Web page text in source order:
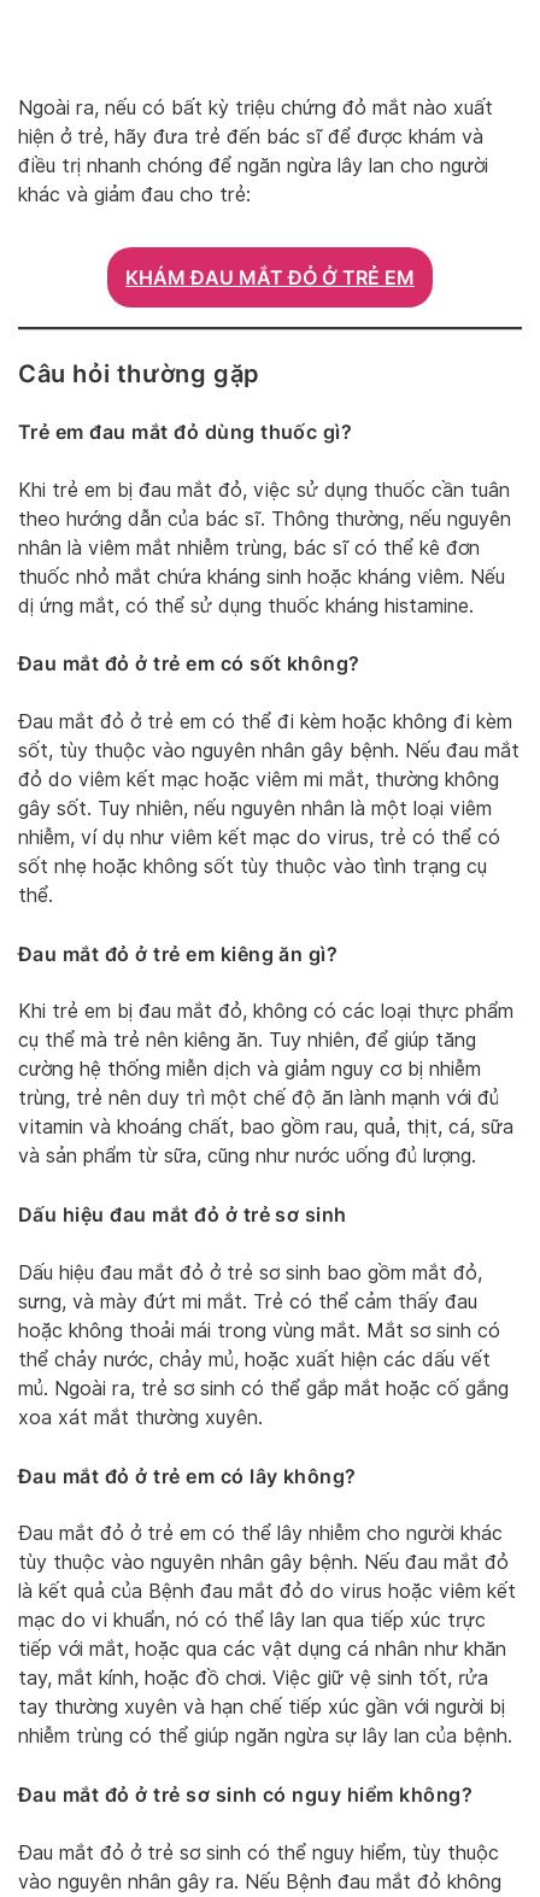
Ngoài ra, nếu có bất kỳ triệu chứng đỏ mắt nào xuất
hiện ở trẻ, hãy đưa trẻ đến bác sĩ để được khám và
điều trị nhanh chóng để ngăn ngừa lây lan cho người
khác và giảm đau cho trẻ:
KHÁM ĐAU MẮT ĐỎ Ở TRẺ EM
Câu hỏi thường gặp
Trẻ em đau mắt đỏ dùng thuốc gì?
Khi trẻ em bị đau mắt đỏ, việc sử dụng thuốc cần tuân
theo hướng dẫn của bác sĩ. Thông thường, nếu nguyên
nhân là viêm mắt nhiễm trùng, bác sĩ có thể kê đơn
thuốc nhỏ mắt chứa kháng sinh hoặc kháng viêm. Nếu
dị ứng mắt, có thể sử dụng thuốc kháng histamine.
Đau mắt đỏ ở trẻ em có sốt không?
Đau mắt đỏ ở trẻ em có thể đi kèm hoặc không đi kèm
sốt, tùy thuộc vào nguyên nhân gây bệnh. Nếu đau mắt
đỏ do viêm kết mạc hoặc viêm mi mắt, thường không
gây sốt. Tuy nhiên, nếu nguyên nhân là một loại viêm
nhiễm, ví dụ như viêm kết mạc do virus, trẻ có thể có
sốt nhẹ hoặc không sốt tùy thuộc vào tình trạng cụ
thể.
Đau mắt đỏ ở trẻ em kiêng ăn gì?
Khi trẻ em bị đau mắt đỏ, không có các loại thực phẩm
cụ thể mà trẻ nên kiêng ăn. Tuy nhiên, để giúp tăng
cường hệ thống miễn dịch và giảm nguy cơ bị nhiễm
trùng, trẻ nên duy trì một chế độ ăn lành mạnh với đủ
vitamin và khoáng chất, bao gồm rau, quả, thịt, cá, sữa
và sản phẩm từ sữa, cũng như nước uống đủ lượng.
Dấu hiệu đau mắt đỏ ở trẻ sơ sinh
Dấu hiệu đau mắt đỏ ở trẻ sơ sinh bao gồm mắt đỏ,
sưng, và mày đứt mi mắt. Trẻ có thể cảm thấy đau
hoặc không thoải mái trong vùng mắt. Mắt sơ sinh có
thể chảy nước, chảy mủ, hoặc xuất hiện các dấu vết
mủ. Ngoài ra, trẻ sơ sinh có thể gắp mắt hoặc cố gắng
xoa xát mắt thường xuyên.
Đau mắt đỏ ở trẻ em có lây không?
Đau mắt đỏ ở trẻ em có thể lây nhiễm cho người khác
tùy thuộc vào nguyên nhân gây bệnh. Nếu đau mắt đỏ
là kết quả của Bệnh đau mắt đỏ do virus hoặc viêm kết
mạc do vi khuẩn, nó có thể lây lan qua tiếp xúc trực
tiếp với mắt, hoặc qua các vật dụng cá nhân như khăn
tay, mắt kính, hoặc đồ chơi. Việc giữ vệ sinh tốt, rửa
tay thường xuyên và hạn chế tiếp xúc gần với người bị
nhiễm trùng có thể giúp ngăn ngừa sự lây lan của bệnh.
Đau mắt đỏ ở trẻ sơ sinh có nguy hiểm không?
Đau mắt đỏ ở trẻ sơ sinh có thể nguy hiểm, tùy thuộc
vào nguyên nhân gây ra. Nếu Bệnh đau mắt đỏ không